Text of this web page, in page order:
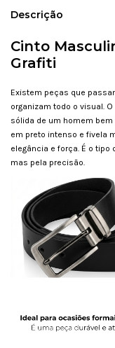
Descrição
Cinto
Grafiti
Existem peças que
organizam todo o visual.
sólida de um homem
em preto intenso e fivela
elegância e força. É o
mas pela precisão.